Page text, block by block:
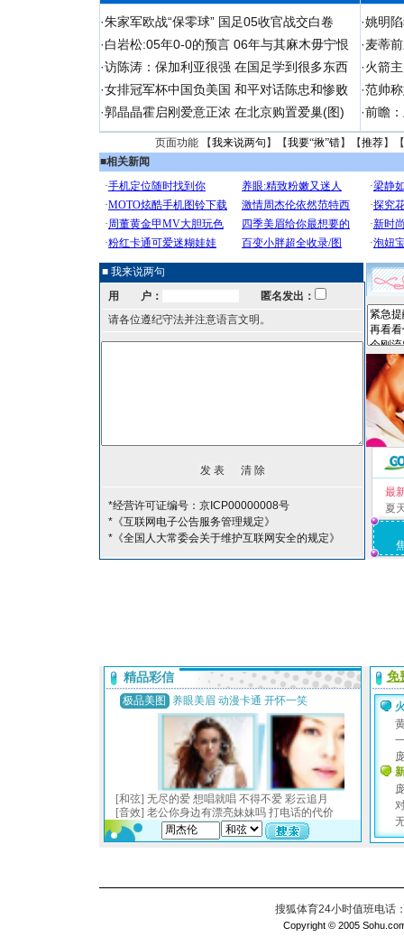
·朱家军欧战“保零球” 国足05收官战交白卷
·白岩松:05年0-0的预言 06年与其麻木毋宁恨
·访陈涛：保加利亚很强 在国足学到很多东西
·女排冠军杯中国负美国 和平对话陈忠和惨败
·郭晶晶霍启刚爱意正浓 在北京购置爱巢(图)
·姚明
·麦蒂
·火箭
·范帅
·前瞻
页面功能 【我来说两句 】【我要“揪”错】【推荐】
■相关新闻
■ 我来说两句
用 户：
匿名发出：
请各位遵纪守法并注意语言文明。
*经营许可证编号：京ICP00000008号
*《互联网电子公告服务管理规定》
*《全国人大常委会关于维护互联网安全的规定》
最
夏
搜狐体育24小时值班电话
Copyright © 2005